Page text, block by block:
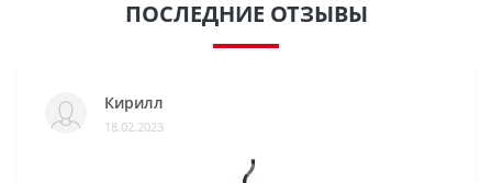
ПОСЛЕДНИЕ ОТЗЫВЫ
Кирилл
18.02.2023